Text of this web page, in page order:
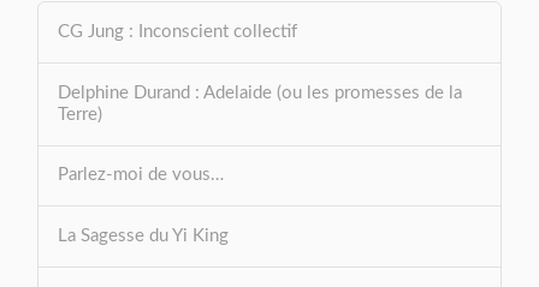
CG Jung : Inconscient collectif
Delphine Durand : Adelaide (ou les promesses de la
Terre)
Parlez-moi de vous…
La Sagesse du Yi King